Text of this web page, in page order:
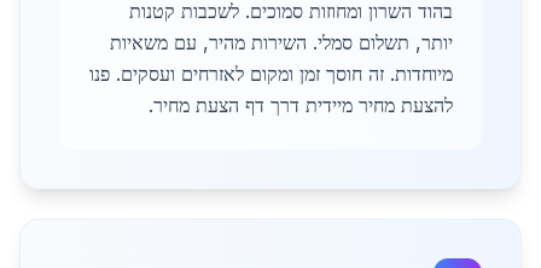
בהוד השרון ומחוזות סמוכים. לשכבות קטנות
יותר, תשלום סמלי. השירות מהיר, עם משאיות
מיוחדות. זה חוסך זמן ומקום לאזרחים ועסקים. פנו
להצעת מחיר מיידית דרך דף הצעת מחיר.